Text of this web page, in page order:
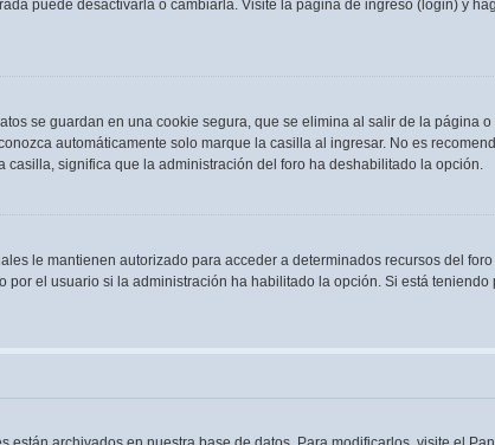
puede desactivarla o cambiarla. Visite la página de ingreso (login) y
se guardan en una cookie segura, que se elimina al salir de la página
automáticamente solo marque la casilla al ingresar. No es
casilla, significa que la administración del foro ha deshabilitado la opción.
le mantienen autorizado para acceder a determinados recursos del
el usuario si la administración ha habilitado la opción. Si está